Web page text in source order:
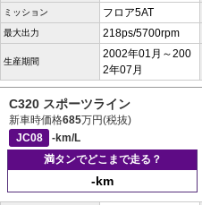
ミッション フロア5AT
最大出力 218ps/5700rpm
生産期間
2002年01月～200
2年07月
C320 スポーツライン
新車時価格685万円(税抜)
JC08
-km/L
満タンでどこまで走る？
-km